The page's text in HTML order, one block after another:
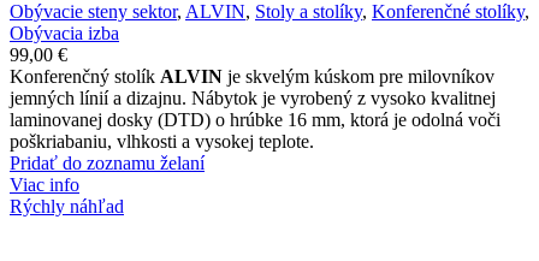
Obývacie steny sektor, ALVIN, Stoly a stolíky, Konferenčné stolíky,
Obývacia izba
99,00 €
Konferenčný stolík ALVIN je skvelým kúskom pre milovníkov
jemných línií a dizajnu. Nábytok je vyrobený z vysoko kvalitnej
laminovanej dosky (DTD) o hrúbke 16 mm, ktorá je odolná voči
poškriabaniu, vlhkosti a vysokej teplote.
Pridať do zoznamu želaní
Viac info
Rýchly náhľad